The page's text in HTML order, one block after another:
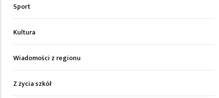
Sport
Kultura
Wiadomości z regionu
Z życia szkół